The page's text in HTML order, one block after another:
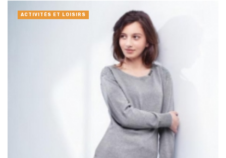
ACTIVITÉS ET LOISIRS